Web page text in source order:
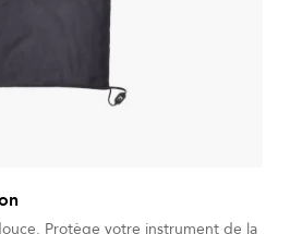
Protège votre instrument de la